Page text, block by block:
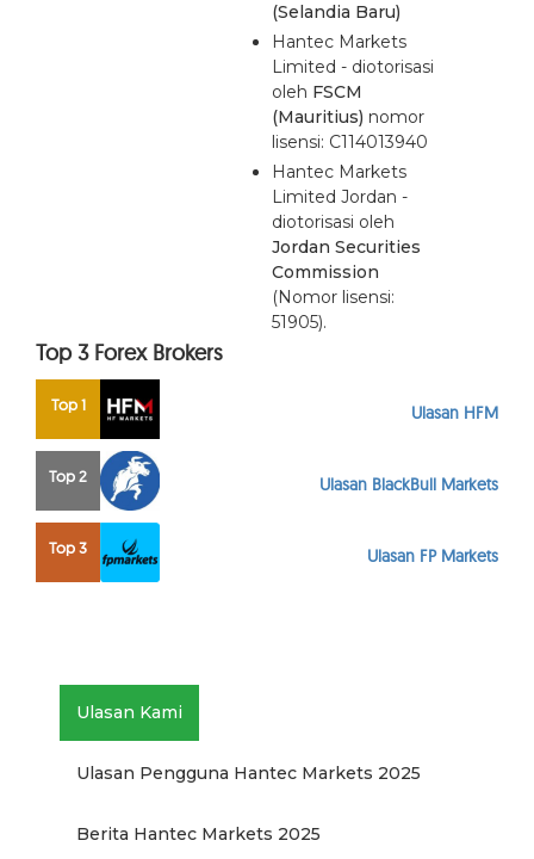
(Selandia Baru)
Hantec Markets
Limited - diotorisasi
oleh FSCM
(Mauritius) nomor
lisensi: C114013940
Hantec Markets
Limited Jordan -
diotorisasi oleh
Jordan Securities
Commission
(Nomor lisensi:
51905).
Top 3 Forex Brokers
Top 1 Ulasan HFM
Top 2 Ulasan BlackBull Markets
Top 3 Ulasan FP Markets
Ulasan Kami
Ulasan Pengguna Hantec Markets 2025
Berita Hantec Markets 2025